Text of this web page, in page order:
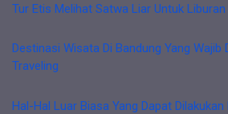
Tur Etis Melihat Satwa Liar Untuk
Destinasi Wisata Di Bandung Yang Wajib
Traveling
Hal-Hal Luar Biasa Yang Dapat Dilakukan